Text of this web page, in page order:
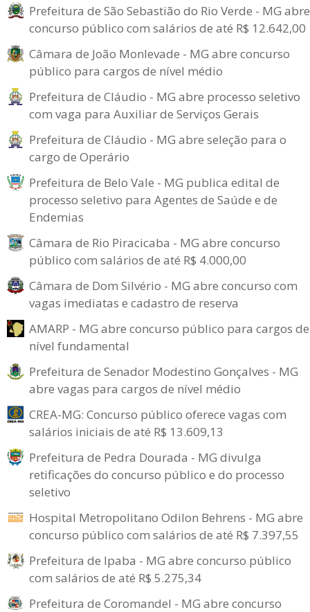
Prefeitura de São Sebastião do Rio Verde - MG abre
concurso público com salários de até R$ 12.642,00
Câmara de João Monlevade - MG abre concurso
público para cargos de nível médio
Prefeitura de Cláudio - MG abre processo seletivo
com vaga para Auxiliar de Serviços Gerais
Prefeitura de Cláudio - MG abre seleção para o
cargo de Operário
Prefeitura de Belo Vale - MG publica edital de
processo seletivo para Agentes de Saúde e de
Endemias
Câmara de Rio Piracicaba - MG abre concurso
público com salários de até R$ 4.000,00
Câmara de Dom Silvério - MG abre concurso com
vagas imediatas e cadastro de reserva
AMARP - MG abre concurso público para cargos de
nível fundamental
Prefeitura de Senador Modestino Gonçalves - MG
abre vagas para cargos de nível médio
CREA-MG: Concurso público oferece vagas com
salários iniciais de até R$ 13.609,13
Prefeitura de Pedra Dourada - MG divulga
retificações do concurso público e do processo
seletivo
Hospital Metropolitano Odilon Behrens - MG abre
concurso público com salários de até R$ 7.397,55
Prefeitura de Ipaba - MG abre concurso público
com salários de até R$ 5.275,34
Prefeitura de Coromandel - MG abre concurso